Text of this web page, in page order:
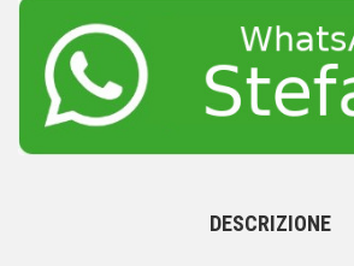
DESCRIZIONE